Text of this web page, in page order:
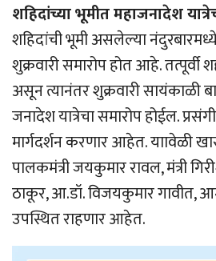
शहिदांच्या भूमीत महाजनादेश
शहिदांची भूमी असलेल्या
शुक्रवारी समारोप होत आहे. तत्पूर्वी
असून त्यानंतर शुक्रवारी सायंकाळी
जनादेश यात्रेचा समारोप होईल.
मार्गदर्शन करणार आहेत. याावेळी
पालकमंत्री जयकुमार रावल, मंत्री
ठाकूर, आ.डॉ. विजयकुमार गावीत,
उपस्थित राहणार आहेत.